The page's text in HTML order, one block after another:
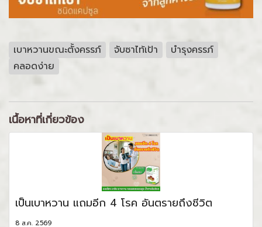
เบาหวานขณะตั้งครรภ์ จับซาไท้เป้า
บำรุงครรภ์
คลอดง่าย
เนื้อหาที่เกี่ยวข้อง
เป็นเบาหวาน แถมอีก 4 โรค อันตรายถึงชีวิต
8 ส.ค. 2569